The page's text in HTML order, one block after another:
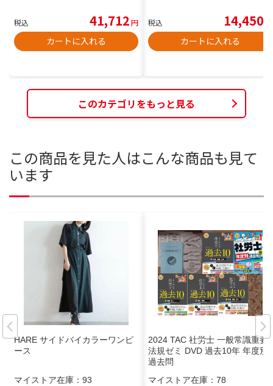
税込 41,712円
カートに入れる
税込 14,450
カートに入れる
このカテゴリをもっと見る
この商品を見た人はこんな商品も見て
います
HARE サイドバイカラーワンピ
ース
マイストア在庫： 93
2024 TAC 社労士 一般常識重要
法規ゼミ DVD 過去10年 年度別
過去問
マイストア在庫： 78